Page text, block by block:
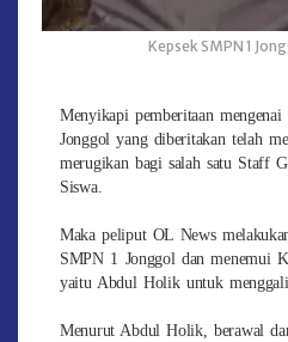
Kepsek SMPN 1
Menyikapi pemberitaan
Jonggol yang diberitakan telah
merugikan bagi salah satu Staff
Siswa.
Maka peliput OL News
SMPN 1 Jonggol dan menemui
yaitu Abdul Holik untuk
Menurut Abdul Holik, berawal